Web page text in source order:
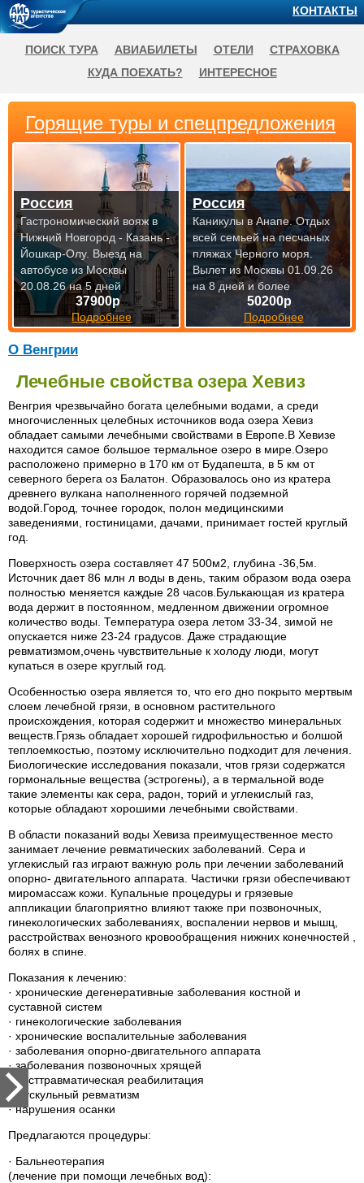
О Венгрии
Лечебные свойства озера Хевиз
Венгрия чрезвычайно богата целебными водами, а среди
многочисленных целебных источников вода озера Хевиз
обладает самыми лечебными свойствами в Европе.В Хевизе
находится самое большое термальное озеро в мире.Озеро
расположено примерно в 170 км от Будапешта, в 5 км от
северного берега оз Балатон. Образовалось оно из кратера
древнего вулкана наполненного горячей подземной
водой.Город, точнее городок, полон медицинскими
заведениями, гостиницами, дачами, принимает гостей круглый
год.
Поверхность озера составляет 47 500м2, глубина -36,5м.
Источник дает 86 млн л воды в день, таким образом вода озера
полностью меняется каждые 28 часов.Булькающая из кратера
вода держит в постоянном, медленном движении огромное
количество воды. Температура озера летом 33-34, зимой не
опускается ниже 23-24 градусов. Даже страдающие
ревматизмом,очень чувствительные к холоду люди, могут
купаться в озере круглый год.
Особенностью озера является то, что его дно покрыто мертвым
слоем лечебной грязи, в основном растительного
происхождения, которая содержит и множество минеральных
веществ.Грязь обладает хорошей гидрофильностью и болшой
теплоемкостью, поэтому исключительно подходит для лечения.
Биологические исследования показали, чтов грязи содержатся
гормональные вещества (эстрогены), а в термальной воде
такие элементы как сера, радон, торий и углекислый газ,
которые обладают хорошими лечебными свойствами.
В области показаний воды Хевиза преимущественное место
занимает лечение ревматических заболеваний. Сера и
углекислый газ играют важную роль при лечении заболеваний
опорно- двигательного аппарата. Частички грязи обеспечивают
миромассаж кожи. Купальные процедуры и грязевые
аппликации благоприятно влияют также при позвоночных,
гинекологических заболеваниях, воспалении нервов и мышц,
расстройствах венозного кровообращения нижних конечностей ,
болях в спине.
Показания к лечению:
· хронические дегенеративные заболевания костной и
суставной систем
· гинекологические заболевания
· хронические воспалительные заболевания
· заболевания опорно-двигательного аппарата
· заболевания позвоночных хрящей
· посттравматическая реабилитация
· мускульный ревматизм
· нарушения осанки
Предлагаются процедуры:
· Бальнеотерапия
(лечение при помощи лечебных вод):
Горящие туры и спецпредложения
37900р
Подробнее
Россия
Гастрономический вояж в
Нижний Новгород - Казань -
Йошкар-Олу. Выезд на
автобусе из Москвы
20.08.26 на 5 дней
50200р
Подробнее
Россия
Каникулы в Анапе. Отдых
всей семьей на песчаных
пляжах Черного моря.
Вылет из Москвы 01.09.26
на 8 дней и более
КОНТАКТЫ
ПОИСК ТУРА АВИАБИЛЕТЫ ОТЕЛИ
СТРАХОВКА
КУДА ПОЕХАТЬ?
ИНТЕРЕСНОЕ